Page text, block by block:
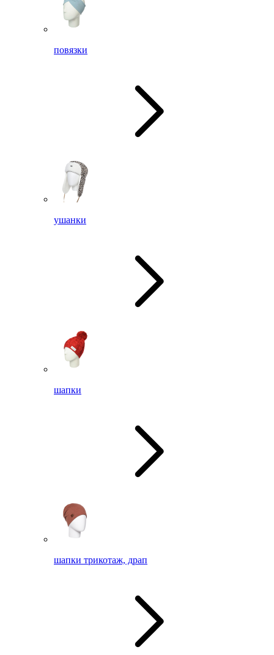
повязки
ушанки
шапки
шапки трикотаж, драп